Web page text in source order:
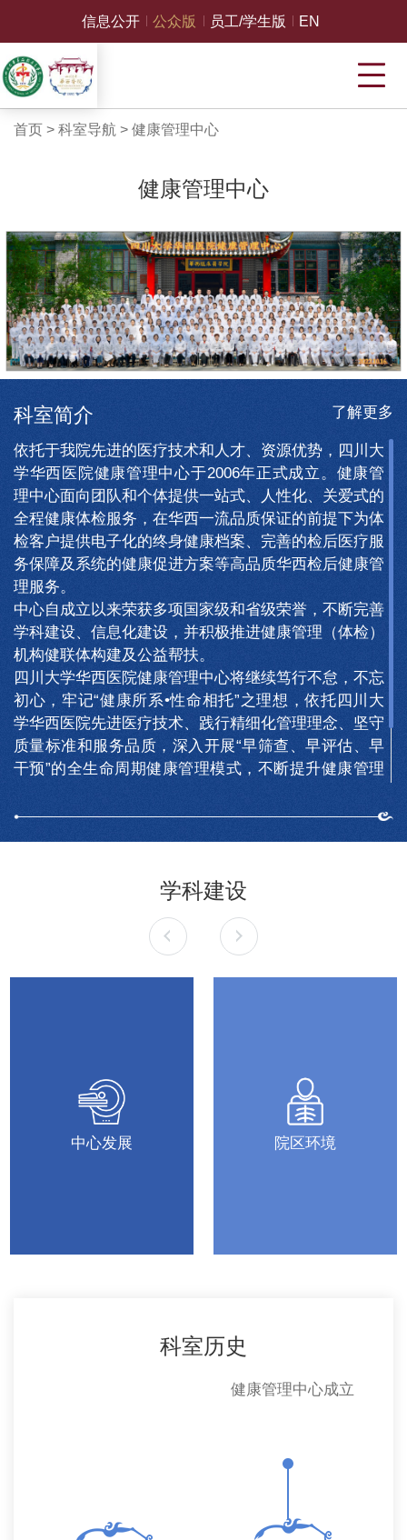
信息公开 公众版 员工/学生版 EN
首页 > 科室导航> 健康管理中心
健康管理中心
科室简介 了解更多
依托于我院先进的医疗技术和人才、资源优势，四川大
学华西医院健康管理中心于2006年正式成立。健康管
理中心面向团队和个体提供一站式、人性化、关爱式的
全程健康体检服务，在华西一流品质保证的前提下为体
检客户提供电子化的终身健康档案、完善的检后医疗服
务保障及系统的健康促进方案等高品质华西检后健康管
理服务。
中心自成立以来荣获多项国家级和省级荣誉，不断完善
学科建设、信息化建设，并积极推进健康管理（体检）
机构健联体构建及公益帮扶。
四川大学华西医院健康管理中心将继续笃行不怠，不忘
初心，牢记“健康所系•性命相托”之理想，依托四川大
学华西医院先进医疗技术、践行精细化管理理念、坚守
质量标准和服务品质，深入开展“早筛查、早评估、早
干预”的全生命周期健康管理模式，不断提升健康管理
人民健康保驾护航，建设双一流的健康管理示范基地，
学科建设
中心发展 院区环境
科室历史
健康管理中心成立